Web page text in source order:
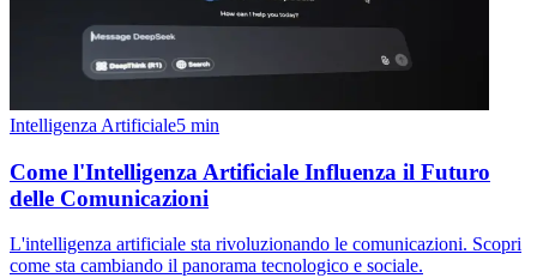
Intelligenza Artificiale5 min
Come l'Intelligenza Artificiale Influenza il Futuro
delle Comunicazioni
L'intelligenza artificiale sta rivoluzionando le comunicazioni. Scopri
come sta cambiando il panorama tecnologico e sociale.